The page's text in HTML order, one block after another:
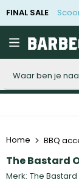
FINAL SALE
Home BBQ
The Bastard
Merk: The Bastard